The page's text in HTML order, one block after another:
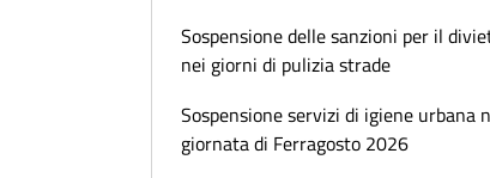
Sospensione delle sanzioni per il
nei giorni di pulizia strade
Sospensione servizi di igiene urbana
giornata di Ferragosto 2026